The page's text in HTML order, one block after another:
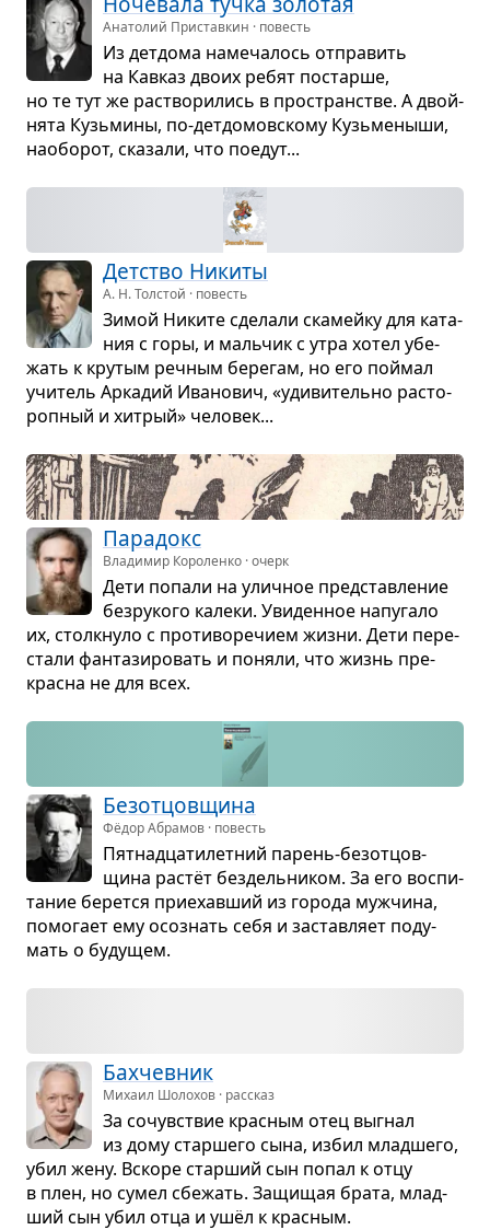
Анатолий Приставкин · повесть
Из дет­дома наме­ча­лось отпра­вить
на Кав­каз двоих ребят постарше,
но те тут же рас­тво­ри­лись в про­стран­стве. А двой­
нята Кузь­мины, по-дет­до­мов­скому Кузь­ме­ныши,
нао­бо­рот, ска­зали, что поедут...
Дет­ство Никиты
А. Н. Толстой · повесть
Зимой Никите сде­лали ска­мейку для ката­
ния с горы, и маль­чик с утра хотел убе­
жать к кру­тым реч­ным бере­гам, но его поймал
учи­тель Арка­дий Ива­но­вич, «уди­ви­тельно рас­то­
роп­ный и хит­рый» чело­век...
Пара­докс
Владимир Короленко · очерк
Дети попали на улич­ное пред­став­ле­ние
без­ру­кого калеки. Уви­ден­ное напу­гало
их, столк­нуло с про­ти­во­ре­чием жизни. Дети пере­
стали фан­та­зи­ро­вать и поняли, что жизнь пре­
красна не для всех.
Без­от­цов­щина
Фёдор Абрамов · повесть
Пят­надца­ти­лет­ний парень-без­от­цов­
щина растёт без­дель­ни­ком. За его вос­пи­
та­ние берется при­е­хав­ший из города муж­чина,
помо­гает ему осо­знать себя и застав­ляет поду­
мать о буду­щем.
Бах­чев­ник
Михаил Шолохов · рассказ
За сочув­ствие крас­ным отец выгнал
из дому стар­шего сына, избил млад­шего,
убил жену. Вскоре стар­ший сын попал к отцу
в плен, но сумел сбе­жать. Защи­щая брата, млад­
ший сын убил отца и ушёл к крас­ным.